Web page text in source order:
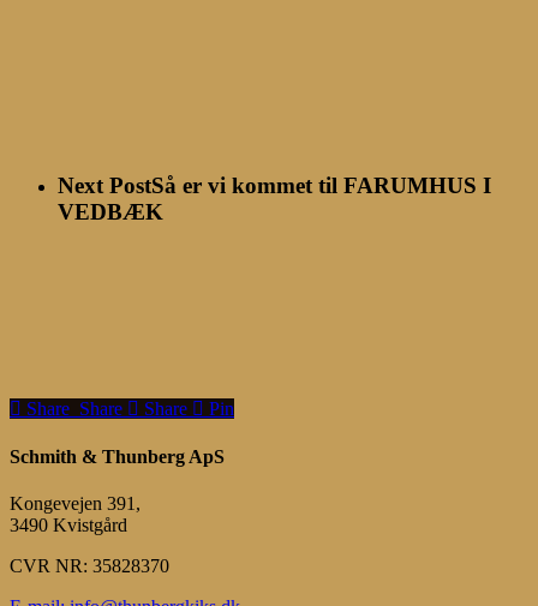
Next PostSå er vi kommet til FARUMHUS I
VEDBÆK
Share
Share Share Share Pin
Schmith & Thunberg ApS
Kongevejen 391,
3490 Kvistgård
CVR NR: 35828370